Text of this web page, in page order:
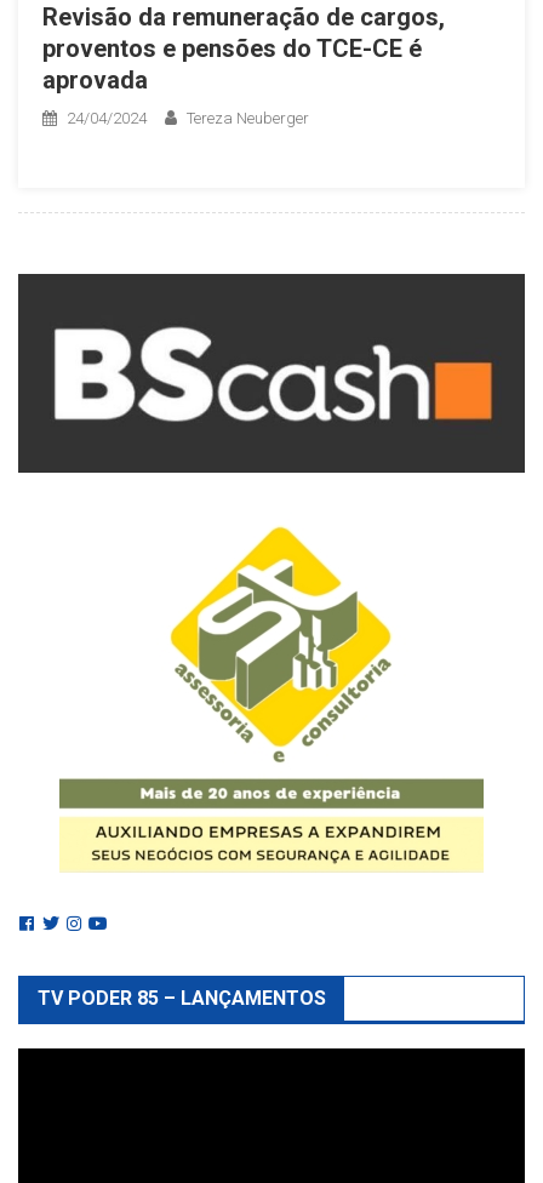
Revisão da remuneração de cargos,
proventos e pensões do TCE-CE é
aprovada
24/04/2024 Tereza Neuberger
TV PODER 85 – LANÇAMENTOS